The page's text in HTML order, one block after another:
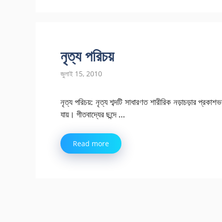
নৃত্য পরিচয়
জুলাই 15, 2010
নৃত্য পরিচয়: নৃত্য শব্দটি সাধারণত শারীরিক নড়াচড়ার
যায়। গীতবাদ্যের ছন্দে …
Read more